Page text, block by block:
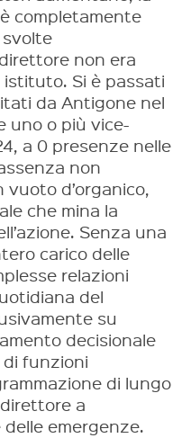
completamente
svolte
non era
Si è passati
da Antigone nel
uno o più vice-
a 0 presenze nelle
non
d’organico,
che mina la
Senza una
carico delle
relazioni
del
su
decisionale
di funzioni
di lungo
a
emergenze.